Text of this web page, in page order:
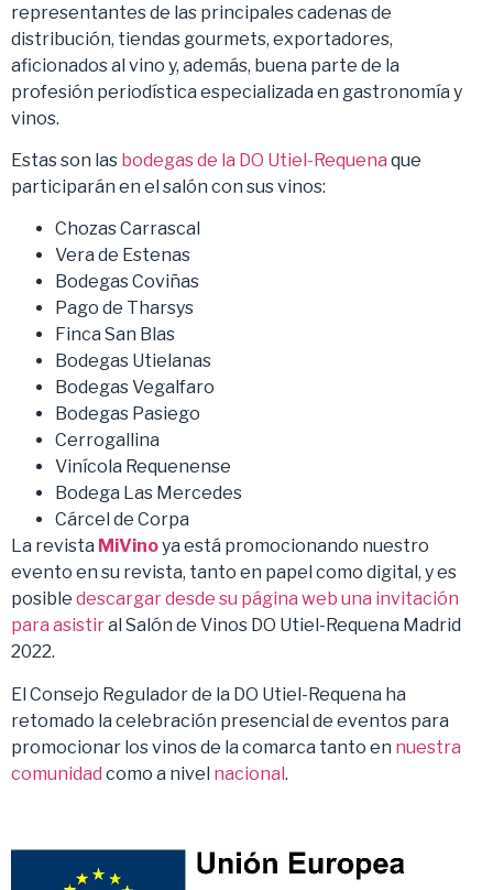
representantes de las principales cadenas de
distribución, tiendas gourmets, exportadores,
aficionados al vino y, además, buena parte de la
profesión periodística especializada en gastronomía y
vinos.
Estas son las bodegas de la DO Utiel-Requena que
participarán en el salón con sus vinos:
Chozas Carrascal
Vera de Estenas
Bodegas Coviñas
Pago de Tharsys
Finca San Blas
Bodegas Utielanas
Bodegas Vegalfaro
Bodegas Pasiego
Cerrogallina
Vinícola Requenense
Bodega Las Mercedes
Cárcel de Corpa
La revista MiVinoya está promocionando nuestro
evento en su revista, tanto en papel como digital, y es
posible descargar desde su página web una invitación
para asistiral Salón de Vinos DO Utiel-Requena Madrid
2022.
El Consejo Regulador de la DO Utiel-Requena ha
retomado la celebración presencial de eventos para
promocionar los vinos de la comarca tanto en nuestra
comunidad como a nivel nacional.